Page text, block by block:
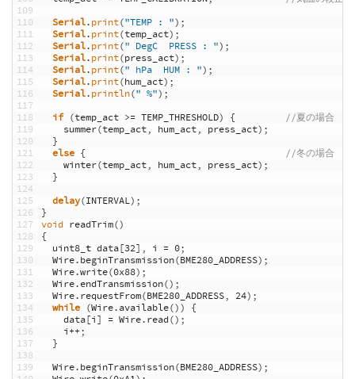
109
110
111
112
113
114
115
116
117
118
119
120
121
122
123
124
125
126
127
128
129
130
131
132
133
134
135
136
137
138
139
Serial.print("TEMP : ") ;
Serial.print(temp_act) ;
Serial.print(" DegC  PRESS : ") ;
Serial.print(press_act) ;
Serial.print(" hPa  HUM : ") ;
Serial.print(hum_act) ;
Serial.println(" %") ;
if (temp_act >= TEMP_THRESHOLD) {
//夏の場合
summer(temp_act, hum_act, press_act) ;
}
else {
//冬の場合
winter(temp_act, hum_act, press_act) ;
}
delay(INTERVAL) ;
}
void readTrim()
{
uint8 t data[32] , i = 0;
Wire.beginTransmission(BME280_ADDRESS) ;
Wire.write(0x88) ;
Wire.endTransmission() ;
Wire.requestFrom(BME280_ADDRESS, 24) ;
while (Wire.available()) {
data[i] = Wire.read() ;
i++;
}
Wire.beginTransmission(BME280_ADDRESS) ;